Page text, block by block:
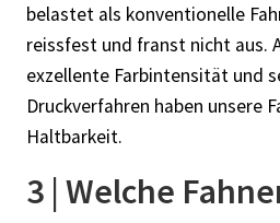
belastet als konventionelle
reissfest und franst nicht aus.
exzellente Farbintensität und
Druckverfahren haben unsere
Haltbarkeit.
3 | Welche